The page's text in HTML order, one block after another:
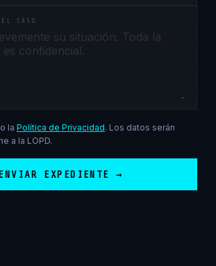
CASO
la Política de Privacidad. Los datos serán
a la LOPD.
EXPEDIENTE →